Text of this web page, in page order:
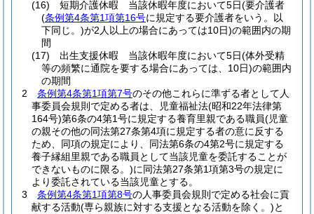
(16)
短期介護休暇 当該休暇年度において5日(要介護者
(条例第4条第1項第16号に規定する要介護者をいう。以
下同じ。)が2人以上の場合にあっては10日)の範囲内の期
間
(17)
出生支援休暇 当該休暇年度において5日(体外受精
等の頻繁に通院を要する場合にあっては、10日)の範囲内
の期間
2
条例第4条第1項第7号のその他これらに準ずる者として人
事委員会規則で定める者は、児童福祉法(昭和22年法律第
164号)第6条の4第1号に規定する養育里親である職員(児童
の親その他の同法第27条第4項に規定する者の意に反する
ため、同項の規定により、同法第6条の4第2号に規定する
養子縁組里親である職員として当該児童を委託することが
できないものに限る。)に同法第27条第1項第3号の規定に
より委託されている当該児童とする。
3
条例第4条第1項第8号の人事委員会規則で定める社会に貢
献する活動(専ら親族に対する支援となる活動を除く。)と